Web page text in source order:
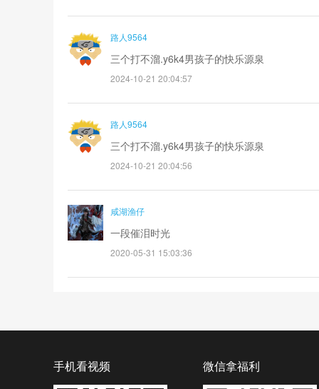
路人9564
三个打不溜.y6k4男孩子的快乐源泉
2024-10-21 20:04:57
路人9564
三个打不溜.y6k4男孩子的快乐源泉
2024-10-21 20:04:56
咸湖渔仔
一段催泪时光
2020-05-31 15:03:36
手机看视频 微信拿福利